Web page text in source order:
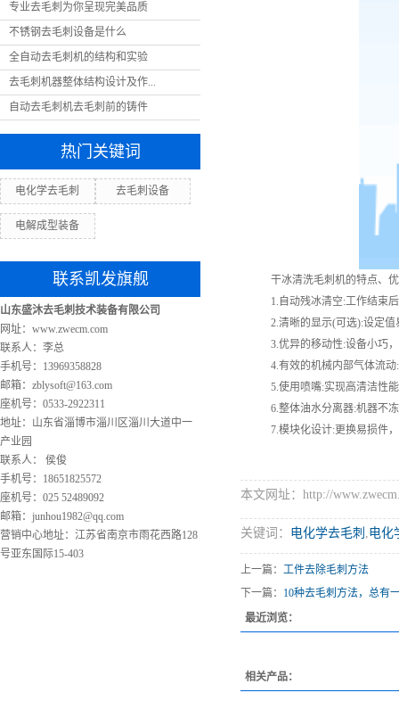
专业去毛刺为你呈现完美品质
不锈钢去毛刺设备是什么
全自动去毛刺机的结构和实验
去毛刺机器整体结构设计及作...
自动去毛刺机去毛刺前的铸件
热门关键词
电化学去毛刺 去毛刺设备
电解成型装备
联系凯发旗舰
山东盛沐去毛刺技术装备有限公司
网址：www.zwecm.com
联系人：李总
手机号：13969358828
邮箱： zblysoft@163.com
座机号：0533-2922311
地址：山东省淄博市淄川区淄川大道中一
产业园
联系人： 侯俊
手机号：18651825572
座机号：025 52489092
邮箱： junhou1982@qq.com
营销中心地址：江苏省南京市雨花西路128
号亚东国际15-403
干冰清洗毛刺机的特点、
1.自动残冰清空:工作结束后
2.清晰的显示(可选):设定值
3.优异的移动性:设备小巧，
4.有效的机械内部气体流动:
5.使用喷嘴:实现高清洁性
6.整体油水分离器:机器不
7.模块化设计:更换易损件，
本文网址：http://
关键词： 电化学去毛刺 ,电化
上一篇： 工件去除毛刺方法
下一篇： 10种去毛刺方法，总有
最近浏览：
相关产品：